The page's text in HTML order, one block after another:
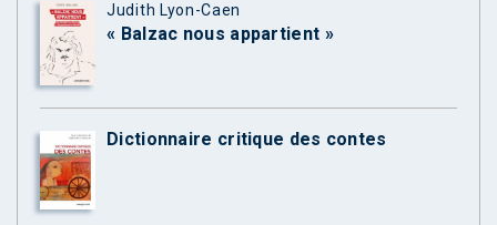
Judith Lyon-Caen
« Balzac nous appartient »
Dictionnaire critique des contes